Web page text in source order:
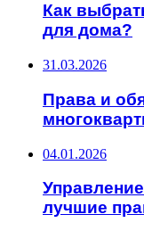
Как
для дома?
31.03.2026
Права и
04.01.2026
лучшие